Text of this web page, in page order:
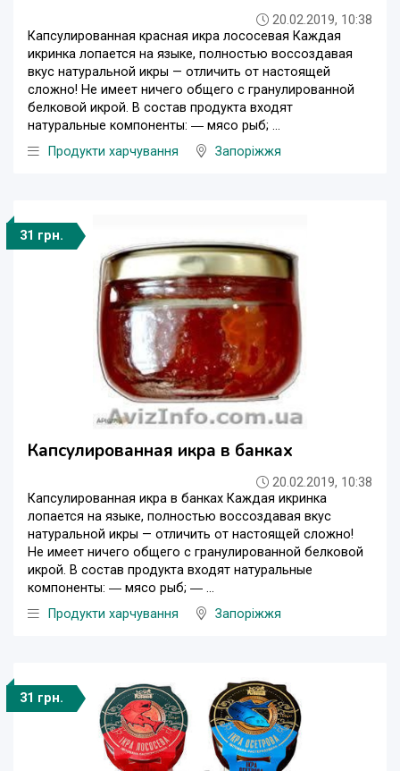
20.02.2019, 10:38
Капсулированная красная икра лососевая Каждая
икринка лопается на языке, полностью воссоздавая
вкус натуральной икры — отличить от настоящей
сложно! Не имеет ничего общего с гранулированной
белковой икрой. В состав продукта входят
натуральные компоненты: ― мясо рыб; ...
Продукти харчування
Запоріжжя
31 грн.
Капсулированная икра в банках
20.02.2019, 10:38
Капсулированная икра в банках Каждая икринка
лопается на языке, полностью воссоздавая вкус
натуральной икры — отличить от настоящей сложно!
Не имеет ничего общего с гранулированной белковой
икрой. В состав продукта входят натуральные
компоненты: ― мясо рыб; ― ...
Продукти харчування
Запоріжжя
31 грн.